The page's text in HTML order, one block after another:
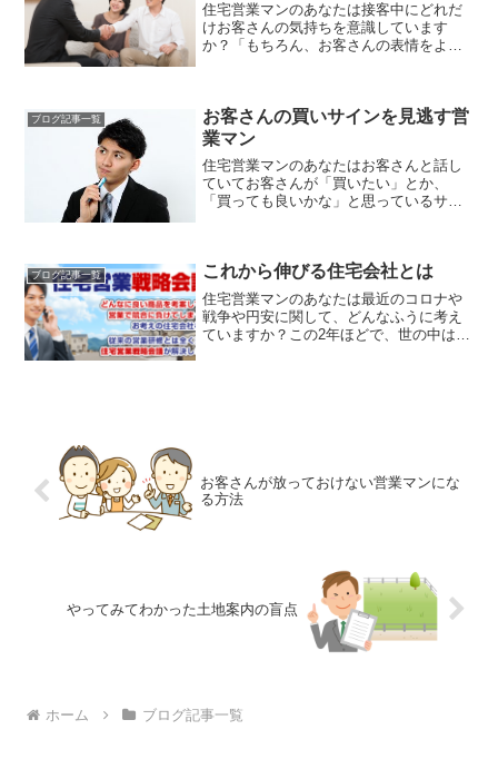
住宅営業マンのあなたは接客中にどれだ
けお客さんの気持ちを意識しています
か？「もちろん、お客さんの表情をよく
ブログ記事一覧
お客さんの買いサインを見逃す営
業マン
住宅営業マンのあなたはお客さんと話し
ていてお客さんが「買いたい」とか、
「買っても良いかな」と思っているサイ
インがあると思いますが、
ブログ記事一覧 これから伸びる住宅会社とは
住宅営業マンのあなたは最近のコロナや
戦争や円安に関して、どんなふうに考え
ていますか？この2年ほどで、世の中は大
お客さんが放っておけない営業マンにな
る方法
やってみてわかった土地案内の盲点
ホーム ブログ記事一覧